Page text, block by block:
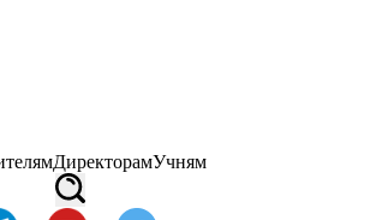
ДиректорамУчням